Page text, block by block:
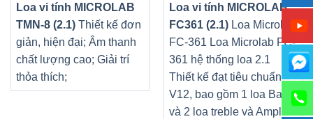
Loa vi tính MICROLAB
TMN-8 (2.1)Thiết kế đơn
giản, hiện đại; Âm thanh
chất lượng cao; Giải trí
thỏa thích;
Loa vi tính MICROLAB
FC361 (2.1)Loa Microlab
FC-361 Loa Microlab FC-
361 hệ thống loa 2.1
Thiết kế đạt tiêu chuẩn
V12, bao gồm 1 loa Bass
và 2 loa treble và Amplier